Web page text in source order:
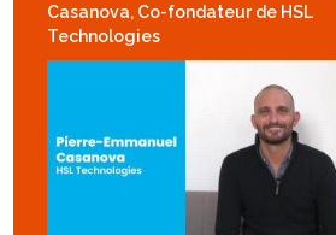
Casanova, Co-fondateur de HSL
Technologies